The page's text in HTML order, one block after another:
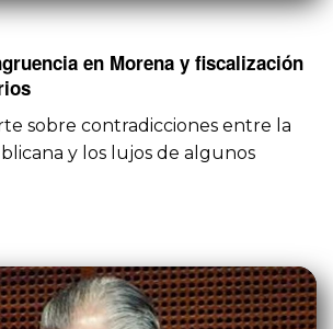
en Morena y fiscalización
sobre contradicciones entre la
y los lujos de algunos